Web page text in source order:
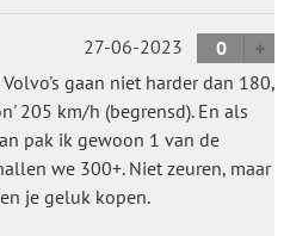
27-06-2023
0
Volvo's gaan niet harder dan 180,
205 km/h (begrensd). En als
pak ik gewoon 1 van de
we 300+. Niet zeuren, maar
je geluk kopen.